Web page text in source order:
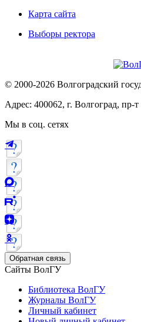
Карта сайта
Выборы ректора
© 2000-2026 Волгоградский
Адрес: 400062, г. Волгоград, пр-
Мы в соц. сетях
Обратная связь
Сайты ВолГУ
Библиотека ВолГУ
Журналы ВолГУ
Личный кабинет